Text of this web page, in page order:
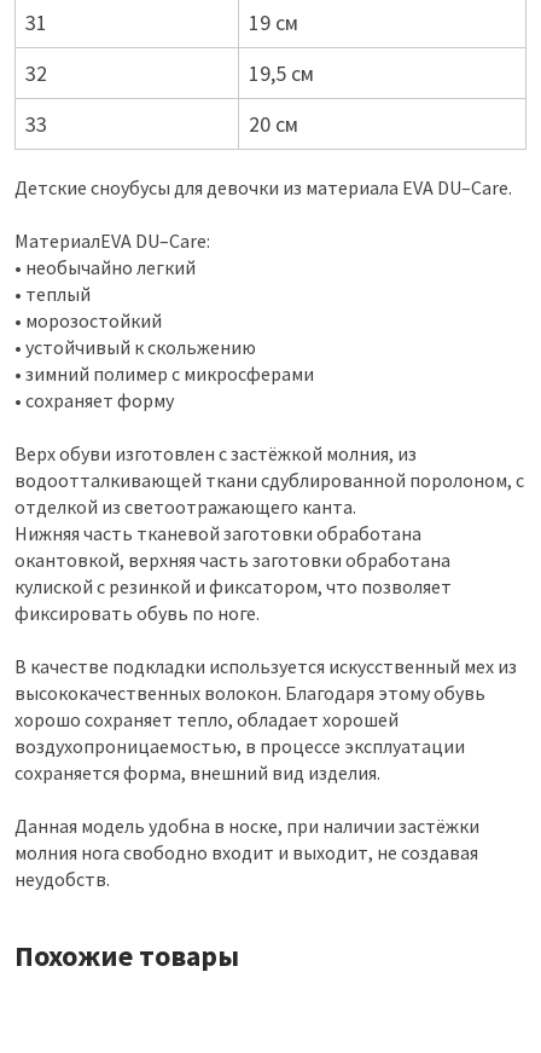
31
19 см
32
19,5 см
33
20 см
Детские сноубусы для девочки из материала EVA DU–Care.
МатериалEVA DU–Care:
• необычайно легкий
• теплый
• морозостойкий
• устойчивый к скольжению
• зимний полимер с микросферами
• сохраняет форму
Верх обуви изготовлен с застёжкой молния, из
водоотталкивающей ткани сдублированной поролоном, с
отделкой из светоотражающего канта.
Нижняя часть тканевой заготовки обработана
окантовкой, верхняя часть заготовки обработана
кулиской с резинкой и фиксатором, что позволяет
фиксировать обувь по ноге.
В качестве подкладки используется искусственный мех из
высококачественных волокон. Благодаря этому обувь
хорошо сохраняет тепло, обладает хорошей
воздухопроницаемостью, в процессе эксплуатации
сохраняется форма, внешний вид изделия.
Данная модель удобна в носке, при наличии застёжки
молния нога свободно входит и выходит, не создавая
неудобств.
Похожие товары